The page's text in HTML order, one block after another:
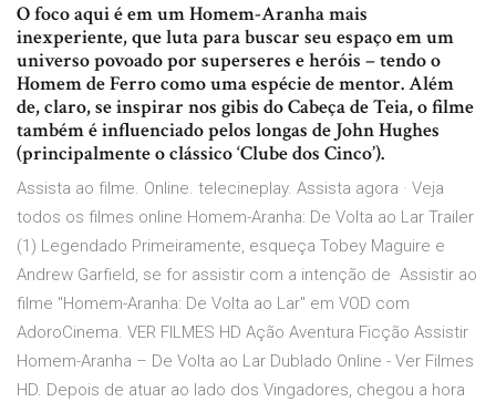
O foco aqui é em um Homem-Aranha mais
inexperiente, que luta para buscar seu espaço em um
universo povoado por superseres e heróis – tendo o
Homem de Ferro como uma espécie de mentor. Além
de, claro, se inspirar nos gibis do Cabeça de Teia, o filme
também é influenciado pelos longas de John Hughes
(principalmente o clássico ‘Clube dos Cinco’).
Assista ao filme. Online. telecineplay. Assista agora · Veja
todos os filmes online Homem-Aranha: De Volta ao Lar Trailer
(1) Legendado Primeiramente, esqueça Tobey Maguire e
Andrew Garfield, se for assistir com a intenção de Assistir ao
filme "Homem-Aranha: De Volta ao Lar" em VOD com
AdoroCinema. VER FILMES HD Ação Aventura Ficção Assistir
Homem-Aranha – De Volta ao Lar Dublado Online - Ver Filmes
HD. Depois de atuar ao lado dos Vingadores, chegou a hora